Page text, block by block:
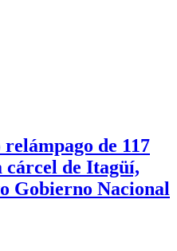
de 117
cárcel de Itagüí,
Gobierno Nacional